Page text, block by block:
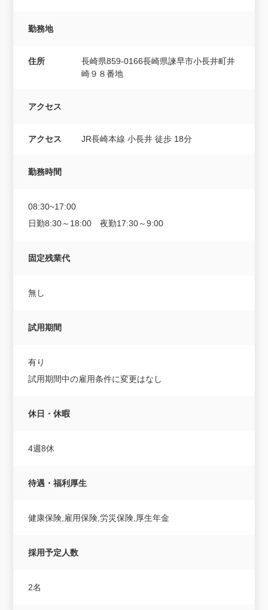
勤務地
住所
長崎県859-0166長崎県諫早市小長井町井
崎９８番地
アクセス
アクセス JR長崎本線 小長井 徒歩 18分
勤務時間
08:30~17:00
日勤8:30～18:00 夜勤17:30～9:00
固定残業代
無し
試用期間
有り
試用期間中の雇用条件に変更はなし
休日・休暇
4週8休
待遇・福利厚生
健康保険,雇用保険,労災保険,厚生年金
採用予定人数
2名